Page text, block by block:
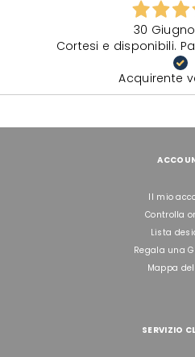
30
Cortesi e disponibili.
Acquirente
Il mio
Controlla
Lista
Regala una
Mappa
SERVIZIO